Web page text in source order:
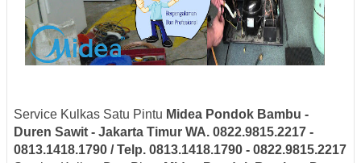
Service Kulkas Satu Pintu Midea Pondok Bambu -
Duren Sawit - Jakarta Timur WA. 0822.9815.2217 -
0813.1418.1790 / Telp. 0813.1418.1790 - 0822.9815.2217